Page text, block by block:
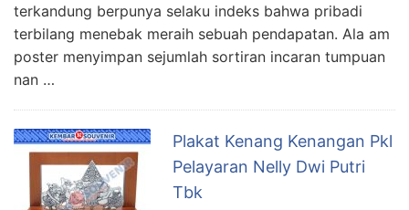
terkandung berpunya selaku indeks bahwa pribadi
terbilang menebak meraih sebuah pendapatan. Ala am
poster menyimpan sejumlah sortiran incaran tumpuan
nan …
Plakat Kenang Kenangan Pkl
Pelayaran Nelly Dwi Putri
Tbk